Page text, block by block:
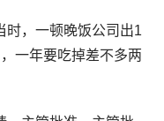
时，一顿晚饭公司出1
一年要吃掉差不多两